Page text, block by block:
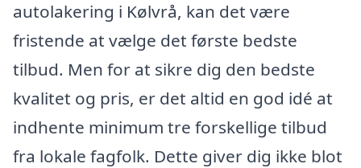
autolakering i Kølvrå, kan det være
fristende at vælge det første bedste
tilbud. Men for at sikre dig den bedste
kvalitet og pris, er det altid en god idé at
indhente minimum tre forskellige tilbud
fra lokale fagfolk. Dette giver dig ikke blot